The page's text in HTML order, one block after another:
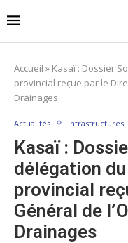
Accueil » Kasaï : Dossier
provincial reçue par le
Drainages
Actualités Infrastructures
Kasaï :
délégation
provincial
Général de
Drainages